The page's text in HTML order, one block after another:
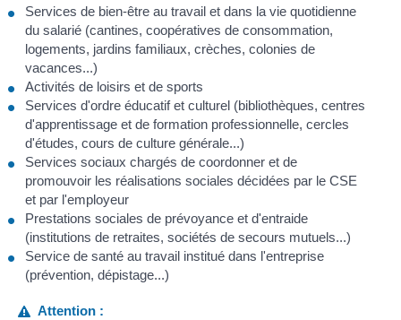
Services de bien-être au travail et dans la vie quotidienne
du salarié (cantines, coopératives de consommation,
logements, jardins familiaux, crèches, colonies de
vacances...)
Activités de loisirs et de sports
Services d'ordre éducatif et culturel (bibliothèques, centres
d'apprentissage et de formation professionnelle, cercles
d'études, cours de culture générale...)
Services sociaux chargés de coordonner et de
promouvoir les réalisations sociales décidées par le CSE
et par l'employeur
Prestations sociales de prévoyance et d'entraide
(institutions de retraites, sociétés de secours mutuels...)
Service de santé au travail institué dans l'entreprise
(prévention, dépistage...)
Attention :